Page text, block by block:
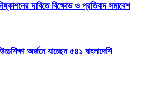
দাবিতে বিক্ষোভ ও প্রতিবাদ সমাবেশ
অর্জনে যাচ্ছেন ৫৪১ বাংলাদেশি